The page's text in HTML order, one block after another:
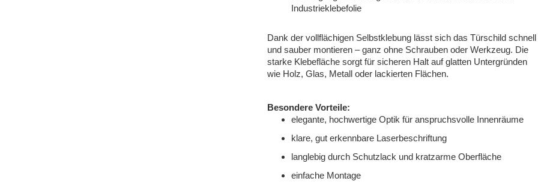
Industrieklebefolie
Dank der vollflächigen Selbstklebung lässt sich das Türschild schnell
und sauber montieren – ganz ohne Schrauben oder Werkzeug. Die
starke Klebefläche sorgt für sicheren Halt auf glatten Untergründen
wie Holz, Glas, Metall oder lackierten Flächen.
Besondere Vorteile:
elegante, hochwertige Optik für anspruchsvolle Innenräume
klare, gut erkennbare Laserbeschriftung
langlebig durch Schutzlack und kratzarme Oberfläche
einfache Montage